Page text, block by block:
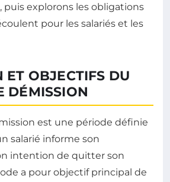
puis explorons les obligations
pour les salariés et les
ET OBJECTIFS DU
DÉMISSION
est une période définie
salarié informe son
intention de quitter son
a pour objectif principal de